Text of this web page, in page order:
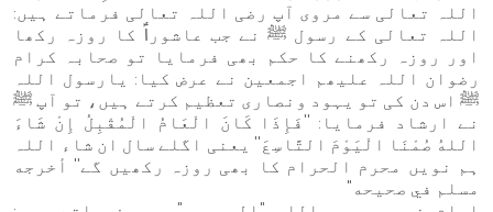
اللہ تعالی سے مروی آپ رضی اللہ تعالی فرماتے ہیں:
اللہ تعالی کے رسول ﷺ نے جب عاشوراؑ کا روزہ رکھا
اور روزہ رکھنے کا حکم بھی فرمایا تو صحابہ کرام
رضوان اللہ علیھم اجمعین نے عرض کیا: یارسول اللہ
ﷺ اس دن کی تو یہود ونصاری تعظیم کرتے ہیں، تو آپ ﷺ
نے ارشاد فرمایا: ''فَإِذَا كَانَ الْعَامُ الْمُقْبِلُ إِنْ شَاءَ
اللهُ صُمْنَا الْيَوْمَ التَّاسِعَ'' یعنی اگلے سال ان شاء اللہ
ہم نویں محرم الحرام کا بھی روزہ رکھیں گے'' أخرجه
مسلم في صحيحه"